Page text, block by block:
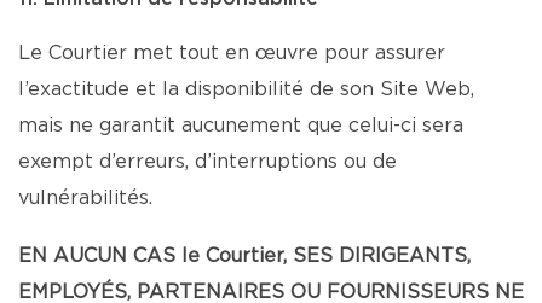
Le Courtier met tout en œuvre pour assurer
l’exactitude et la disponibilité de son Site Web,
mais ne garantit aucunement que celui-ci sera
exempt d’erreurs, d’interruptions ou de
vulnérabilités.
EN AUCUN CAS le Courtier, SES DIRIGEANTS,
EMPLOYÉS, PARTENAIRES OU FOURNISSEURS NE